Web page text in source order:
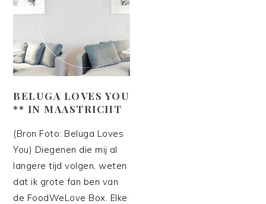
BELUGA LOVES YOU
** IN MAASTRICHT
(Bron Foto: Beluga Loves
You) Diegenen die mij al
langere tijd volgen, weten
dat ik grote fan ben van
de FoodWeLove Box. Elke